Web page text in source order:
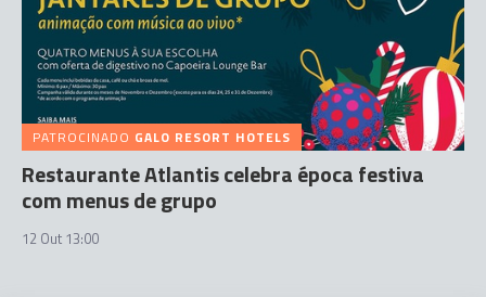
PATROCINADO GALO RESORT HOTELS
Restaurante Atlantis celebra época festiva
com menus de grupo
12 Out 13:00